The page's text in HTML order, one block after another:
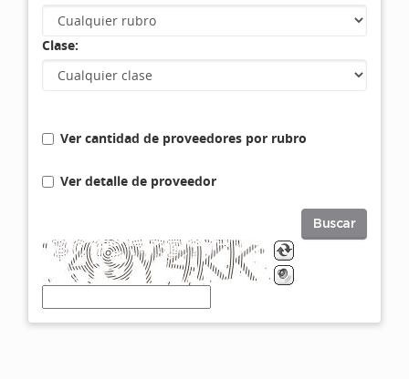
Clase:
Ver cantidad de proveedores por rubro
Ver detalle de proveedor
Buscar